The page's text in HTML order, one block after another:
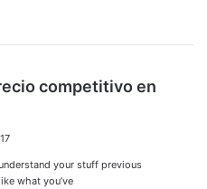
competitivo en
your stuff previous
what you’ve